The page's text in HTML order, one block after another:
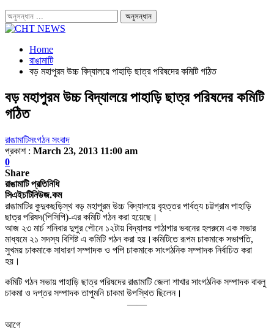
Home
রাঙামাটি
বড় মহাপুরম উচ্চ বিদ্যালয়ে পাহাড়ি ছাত্র পরিষদের কমিটি গঠিত
বড় মহাপুরম উচ্চ বিদ্যালয়ে পাহাড়ি ছাত্র পরিষদের কমিটি
গঠিত
রাঙামাটিসংগঠন সংবাদ
প্রকাশ : March 23, 2013 11:00 am
0
Share
রাঙামাটি প্রতিনিধি
সিএইচটিনিউজ.কম
রাঙামাটির কুদুকছড়িস্থ বড় মহাপুরম উচ্চ বিদ্যালয়ে বৃহত্তর পার্বত্য চট্টগ্রাম পাহাড়ি
ছাত্র পরিষদ(পিসিপি)-এর কমিটি গঠন করা হয়েছে।
আজ ২৩ মার্চ শনিবার দুপুর পৌনে ১২টায় বিদ্যালয় পাঠাগার ভবনের হলরুমে এক সভার
মাধ্যমে ২১ সদস্য বিশিষ্ট এ কমিটি গঠন করা হয়। কমিটিতে রূপম চাকমাকে সভাপতি,
সুখময় চাকমাকে সাধারণ সম্পাদক ও পপি চাকমাকে সাংগঠনিক সম্পাদক নির্বাচিত করা
হয়।
কমিটি গঠন সভায় পাহাড়ি ছাত্র পরিষদের রাঙামাটি জেলা শাখার সাংগঠনিক সম্পাদক বাবলু
চাকমা ও দপ্তর সম্পাদক তাপুমনি চাকমা উপস্থিত ছিলেন।
——
আগে